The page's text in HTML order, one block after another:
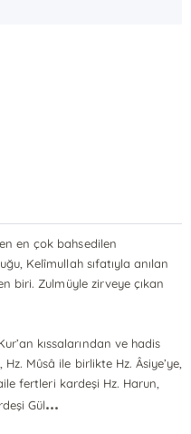
en çok bahsedilen
Kelîmullah sıfatıyla anılan
biri. Zulmüyle zirveye çıkan
kıssalarından ve hadis
Mûsâ ile birlikte Hz. Âsiye’ye,
aile fertleri kardeşi Hz. Harun,
Gül...